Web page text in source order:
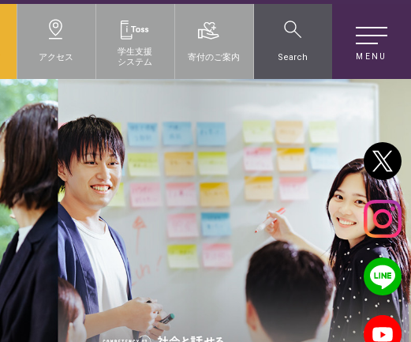
MENU
アクセス
学生支援
システム
寄付のご案内 Search